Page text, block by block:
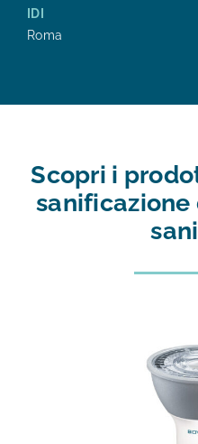
IDI
Roma
Scopri i